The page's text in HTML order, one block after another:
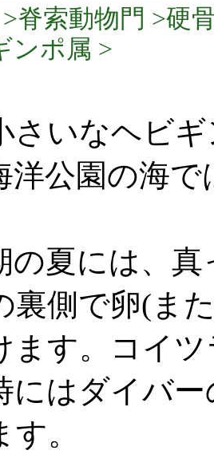
脊索動物門 >硬
ンポ属 >
さいなヘビ
洋公園の海
の夏には、
裏側で卵(ま
ます。コイ
にはダイバ
。